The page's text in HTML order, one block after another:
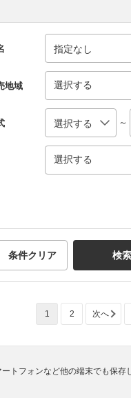
地域 選択する
～
選択する
条件クリア 検
1 2 次へ
トフォンなど他の端末でも保存